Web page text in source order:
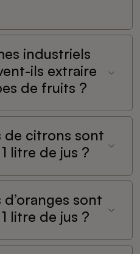
industriels
ils extraire
de fruits ?
de citrons sont
litre de jus ?
sont
litre de jus ?